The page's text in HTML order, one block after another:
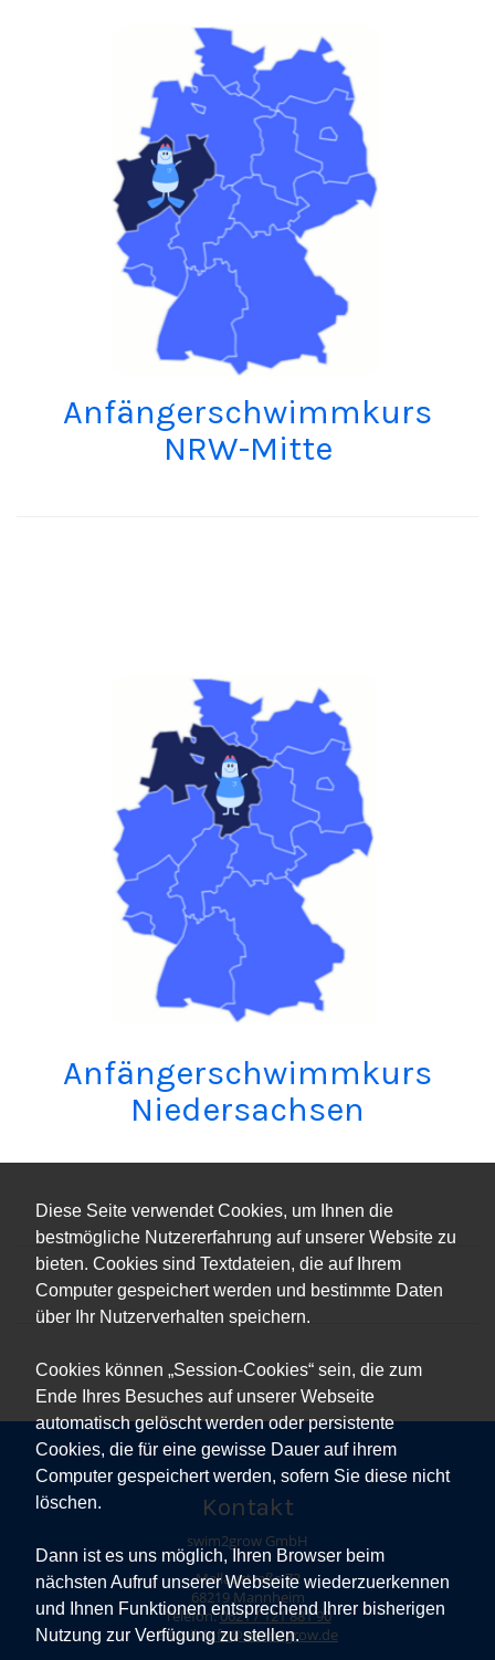
Diese Seite verwendet Cookies, um Ihnen die
bestmögliche Nutzererfahrung auf unserer Website zu
bieten. Cookies sind Textdateien, die auf Ihrem
Computer gespeichert werden und bestimmte Daten
über Ihr Nutzerverhalten speichern.
Cookies können „Session-Cookies“ sein, die zum
Ende Ihres Besuches auf unserer Webseite
automatisch gelöscht werden oder persistente
Cookies, die für eine gewisse Dauer auf ihrem
Computer gespeichert werden, sofern Sie diese nicht
löschen.
Dann ist es uns möglich, Ihren Browser beim
nächsten Aufruf unserer Webseite wiederzuerkennen
und Ihnen Funktionen entsprechend Ihrer bisherigen
Nutzung zur Verfügung zu stellen.
Anfängerschwimmkurs
NRW-Mitte
Anfängerschwimmkurs
Niedersachsen
Kontakt
swim2grow GmbH
Mallaustraße 72
68219 Mannheim
Telefon:0621 / 121 881 90
E-Mail:Info@swim2grow.de